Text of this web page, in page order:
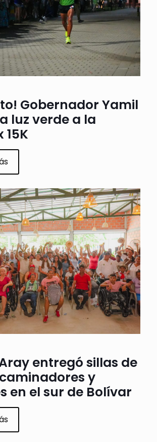
Gobernador Yamil
luz verde a la
15K
entregó sillas de
y
en el sur de Bolívar